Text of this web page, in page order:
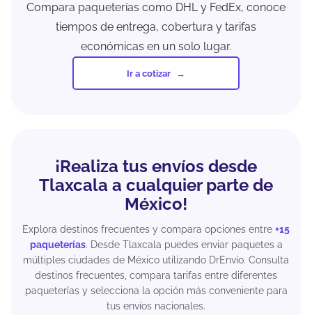
Compara paqueterías como DHL y FedEx, conoce
tiempos de entrega, cobertura y tarifas
económicas en un solo lugar.
Ir a cotizar
¡Realiza tus envíos desde
Tlaxcala a cualquier parte de
México!
Explora destinos frecuentes y compara opciones entre +15
paqueterías. Desde Tlaxcala puedes enviar paquetes a
múltiples ciudades de México utilizando DrEnvío. Consulta
destinos frecuentes, compara tarifas entre diferentes
paqueterías y selecciona la opción más conveniente para
tus envíos nacionales.